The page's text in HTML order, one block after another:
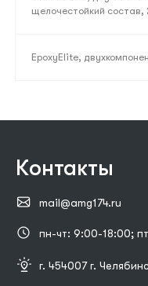
щелочестойкий состав,
EpoxyElite,
Контакты
mail@amg174.ru
пн-чт: 9:00-18:00;
г. 454007 г.